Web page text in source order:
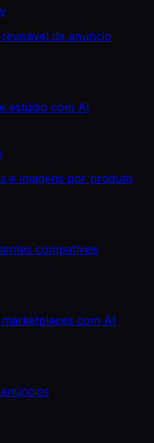
de anúncio
estúdio com AI
e imagens por produto
compatíveis
com AI